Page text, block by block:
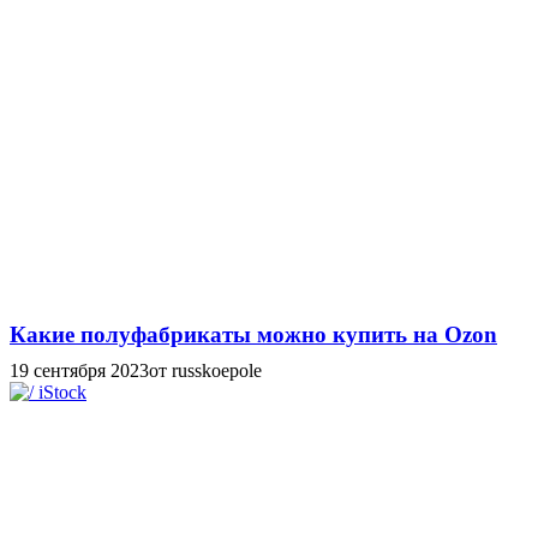
Какие полуфабрикаты можно купить на Ozon
19 сентября 2023от russkoepole